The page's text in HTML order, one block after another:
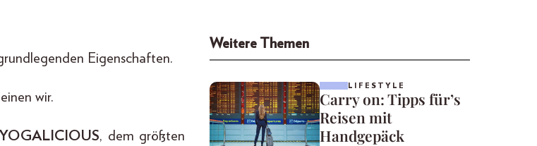
Eigenschaften.
wir.
, dem größten
Weitere Themen
LIFESTYLE
Carry on: Tipps für’s
Reisen mit
Handgepäck